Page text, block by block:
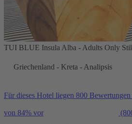
TUI BLUE Insula Alba - Adults Only
Griechenland - Kreta - Analipsis
Für dieses Hotel liegen 800
von 84% vor